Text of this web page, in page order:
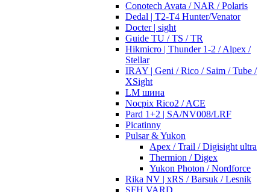
Conotech Avata / NAR / Polaris
Dedal | T2-T4 Hunter/Venator
Docter | sight
Guide TU / TS / TR
Hikmicro | Thunder 1-2 / Alpex /
Stellar
IRAY | Geni / Rico / Saim / Tube /
XSight
LM шина
Nocpix Rico2 / ACE
Pard 1+2 | SA/NV008/LRF
Picatinny
Pulsar & Yukon
Apex / Trail / Digisight ultra
Thermion / Digex
Yukon Photon / Nordforce
Rika NV | xRS / Barsuk / Lesnik
SFH VARD